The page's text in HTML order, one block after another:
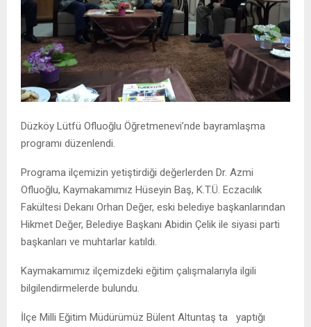
Düzköy Lütfü Ofluoğlu Öğretmenevi’nde bayramlaşma
programı düzenlendi.
Programa ilçemizin yetiştirdiği değerlerden Dr. Azmi
Ofluoğlu, Kaymakamımız Hüseyin Baş, K.T.Ü. Eczacılık
Fakültesi Dekanı Orhan Değer, eski belediye başkanlarından
Hikmet Değer, Belediye Başkanı Abidin Çelik ile siyasi parti
başkanları ve muhtarlar katıldı.
Kaymakamımız ilçemizdeki eğitim çalışmalarıyla ilgili
bilgilendirmelerde bulundu.
İlçe Milli Eğitim Müdürümüz Bülent Altuntaş ta yaptığı